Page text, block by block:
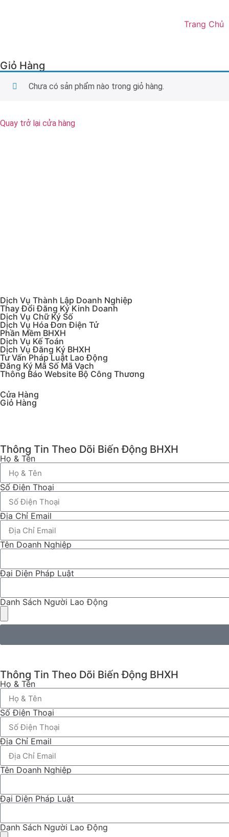
Trang Chủ
Giỏ Hàng
Chưa có sản phẩm nào trong giỏ hàng.
Quay trở lại cửa hàng
Dịch Vụ Thành Lập Doanh Nghiệp
Thay Đổi Đăng Ký Kinh Doanh
Dịch Vụ Chữ Ký Số
Dịch Vụ Hóa Đơn Điện Tử
Phần Mềm BHXH
Dịch Vụ Kế Toán
Dịch Vụ Đăng Ký BHXH
Tư Vấn Pháp Luật Lao Động
Đăng Ký Mã Số Mã Vạch
Thông Báo Website Bộ Công Thương
Cửa Hàng
Giỏ Hàng
Thông Tin Theo Dõi Biến Động BHXH
Họ & Tên
Số Điện Thoại
Địa Chỉ Email
Tên Doanh Nghiệp
Đại Diện Pháp Luật
Danh Sách Người Lao Động
Thông Tin Theo Dõi Biến Động BHXH
Họ & Tên
Số Điện Thoại
Địa Chỉ Email
Tên Doanh Nghiệp
Đại Diện Pháp Luật
Danh Sách Người Lao Động